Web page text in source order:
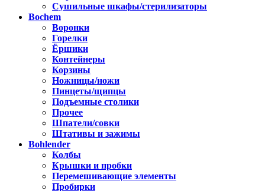
Сушильные шкафы/стерилизаторы
Bochem
Воронки
Горелки
Ёршики
Контейнеры
Корзины
Ножницы/ножи
Пинцеты/щипцы
Подъемные столики
Прочее
Шпатели/совки
Штативы и зажимы
Bohlender
Колбы
Крышки и пробки
Перемешивающие элементы
Пробирки